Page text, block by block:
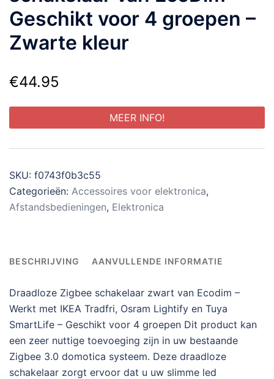
Geschikt voor 4 groepen –
Zwarte kleur
€44.95
MEER INFO!
SKU: f0743f0b3c55
Categorieën: Accessoires voor elektronica,
Afstandsbedieningen, Elektronica
BESCHRIJVING AANVULLENDE INFORMATIE
Draadloze Zigbee schakelaar zwart van Ecodim –
Werkt met IKEA Tradfri, Osram Lightify en Tuya
SmartLife – Geschikt voor 4 groepen Dit product kan
een zeer nuttige toevoeging zijn in uw bestaande
Zigbee 3.0 domotica systeem. Deze draadloze
schakelaar zorgt ervoor dat u uw slimme led